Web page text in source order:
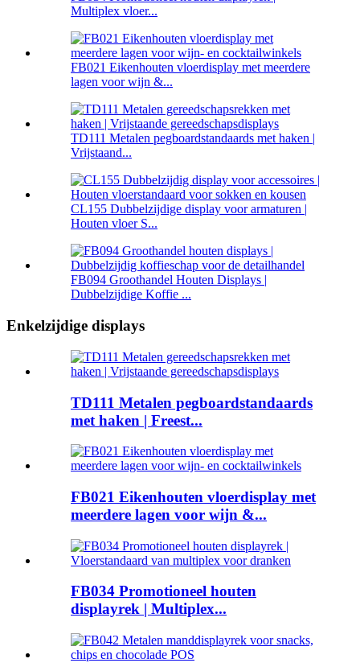
Multiplex vloer...
FB021 Eikenhouten vloerdisplay met meerdere
lagen voor wijn &...
TD111 Metalen pegboardstandaards met haken |
Vrijstaand...
CL155 Dubbelzijdige display voor armaturen |
Houten vloer S...
FB094 Groothandel Houten Displays |
Dubbelzijdige Koffie ...
Enkelzijdige displays
TD111 Metalen pegboardstandaards
met haken | Freest...
FB021 Eikenhouten vloerdisplay met
meerdere lagen voor wijn &...
FB034 Promotioneel houten
displayrek | Multiplex...